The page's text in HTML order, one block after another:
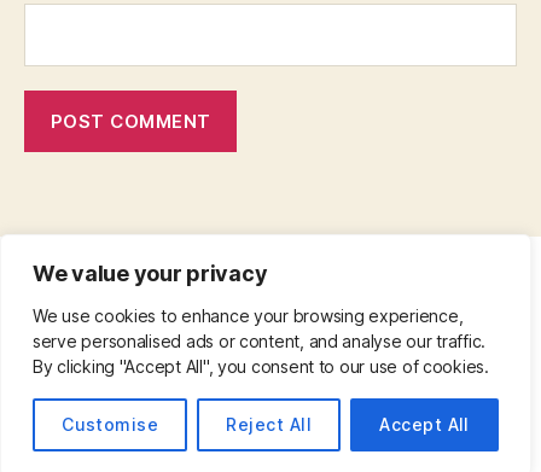
We value your privacy
We use cookies to enhance your browsing experience,
serve personalised ads or content, and analyse our traffic.
By clicking "Accept All", you consent to our use of cookies.
Customise Reject All Accept All
CONTACT •ABOUT•PRIVACY POLICY
COPYRIGHT •PINTEREST
© 2026